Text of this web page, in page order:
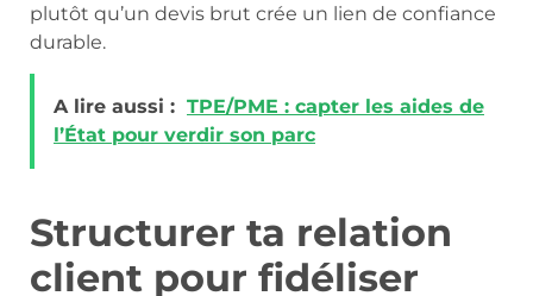
plutôt qu’un devis brut crée un lien de confiance
durable.
A lire aussi : TPE/PME : capter les aides de
l’État pour verdir son parc
Structurer ta relation
client pour fidéliser